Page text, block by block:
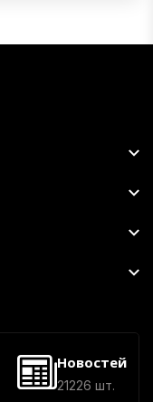
Новостей
21226 шт.